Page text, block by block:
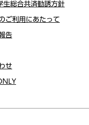
生総合共済勧誘方針
ご利用にあたって
告
せ